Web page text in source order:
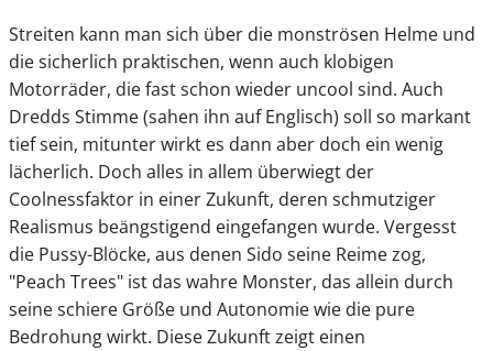
Streiten kann man sich über die monströsen Helme und
die sicherlich praktischen, wenn auch klobigen
Motorräder, die fast schon wieder uncool sind. Auch
Dredds Stimme (sahen ihn auf Englisch) soll so markant
tief sein, mitunter wirkt es dann aber doch ein wenig
lächerlich. Doch alles in allem überwiegt der
Coolnessfaktor in einer Zukunft, deren schmutziger
Realismus beängstigend eingefangen wurde. Vergesst
die Pussy-Blöcke, aus denen Sido seine Reime zog,
"Peach Trees" ist das wahre Monster, das allein durch
seine schiere Größe und Autonomie wie die pure
Bedrohung wirkt. Diese Zukunft zeigt einen